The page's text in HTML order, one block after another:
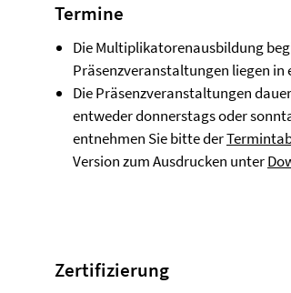
Termine
Die Multiplikatorenausbildung
Präsenzveranstaltungen liegen in
Die Präsenzveranstaltungen
entweder donnerstags oder
entnehmen Sie bitte der
Version zum Ausdrucken unter
Zertifizierung